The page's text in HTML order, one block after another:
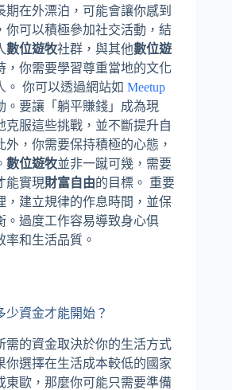
期在外漂泊，可能會讓你感到
你可以積極參加社交活動，結
數位遊牧社群，與其他數位遊
，你需要學習尊重當地的文化
。 你可以透過網站如 Meetup
。要讓「躺平賺錢」成為現
克服這些挑戰，並不斷提升自
外，你需要保持積極的心態，
數位遊牧並非一蹴可幾，需要
能實現財富自由的目標。 重要
，建立規律的作息時間，並保
。過度工作容易導致身心俱
率和生活品質。
少資金才能開始？
需的資金取決於你的生活方式
你選擇在生活成本較低的國家
東歐，那麼你可能只需要準備